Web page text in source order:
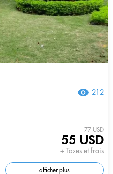
212
77 USD
55 USD
+ Taxes et frais
afficher plus